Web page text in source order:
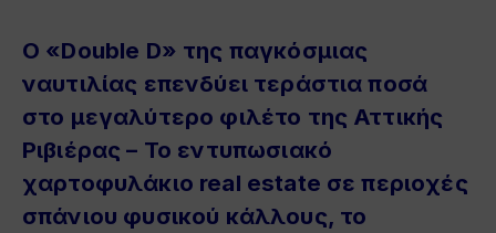
Ο «Double D» της παγκόσμιας
ναυτιλίας επενδύει τεράστια ποσά
στο μεγαλύτερο φιλέτο της Αττικής
Ριβιέρας – Το εντυπωσιακό
χαρτοφυλάκιο real estate σε περιοχές
σπάνιου φυσικού κάλλους, το